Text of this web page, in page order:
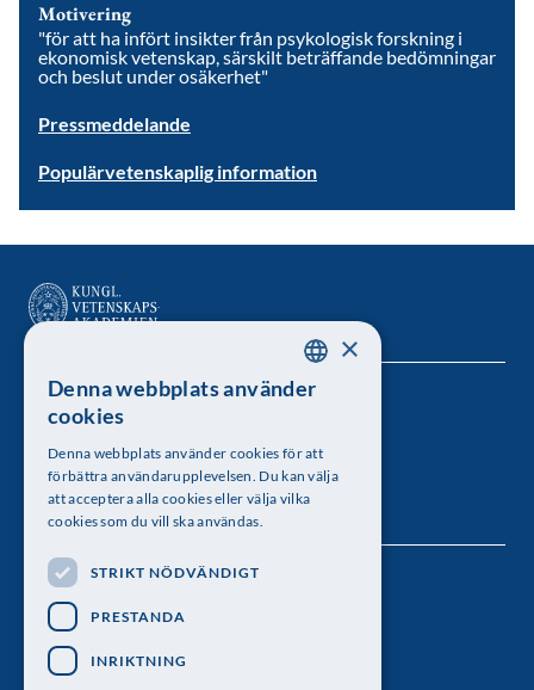
Motivering
"för att ha infört insikter från psykologisk forskning i
ekonomisk vetenskap, särskilt beträffande bedömningar
och beslut under osäkerhet"
Pressmeddelande
Populärvetenskaplig information
Kungl. Vetenskapsakademien
Besöksadress: Lilla Frescativägen 4A
Telefon: 08-673 95 00
Följ oss
SWEDISH
×
Denna webbplats använder
cookies
Denna webbplats använder cookies för att
förbättra användarupplevelsen. Du kan välja
att acceptera alla cookies eller välja vilka
cookies som du vill ska användas.
STRIKT NÖDVÄNDIGT
PRESTANDA
INRIKTNING